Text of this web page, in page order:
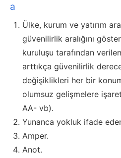
a
Ülke, kurum ve yatırım
güvenilirlik aralığını
kuruluşu tarafından verilen
arttıkça güvenilirlik
değişiklikleri her bir
olumsuz gelişmelere
AA- vb).
Yunanca yokluk ifade
Amper.
Anot.